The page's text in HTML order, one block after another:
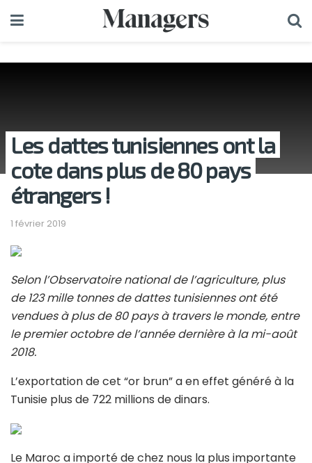
Les dattes tunisiennes ont la
cote dans plus de 80 pays
étrangers !
1 février 2019
Selon l’Observatoire national de l’agriculture, plus
de 123 mille tonnes de dattes tunisiennes ont été
vendues à plus de 80 pays à travers le monde, entre
le premier octobre de l’année dernière à la mi-août
2018.
L’exportation de cet “or brun” a en effet généré à la
Tunisie plus de 722 millions de dinars.
Le Maroc a importé de chez nous la plus importante